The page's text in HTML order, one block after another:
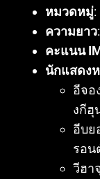
หมวดหมู่
ความยาว
คะแนน
นักแสดง
อีจอ
งกีฮุ
อีบย
รอ
วีฮา